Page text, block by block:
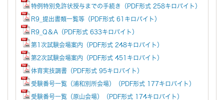
特例特別免許状授与までの手続き（PDF形式 258キロバイト）
R9_提出書類一覧等（PDF形式 61キロバイト）
R9_Q＆A（PDF形式 633キロバイト）
第1次試験会場案内（PDF形式 248キロバイト）
第2次試験会場案内（PDF形式 451キロバイト）
体育実技調書（PDF形式 95キロバイト）
受験番号一覧（浦和別所会場）（PDF形式 177キロバイト）
受験番号一覧（原山会場）（PDF形式 174キロバイト）